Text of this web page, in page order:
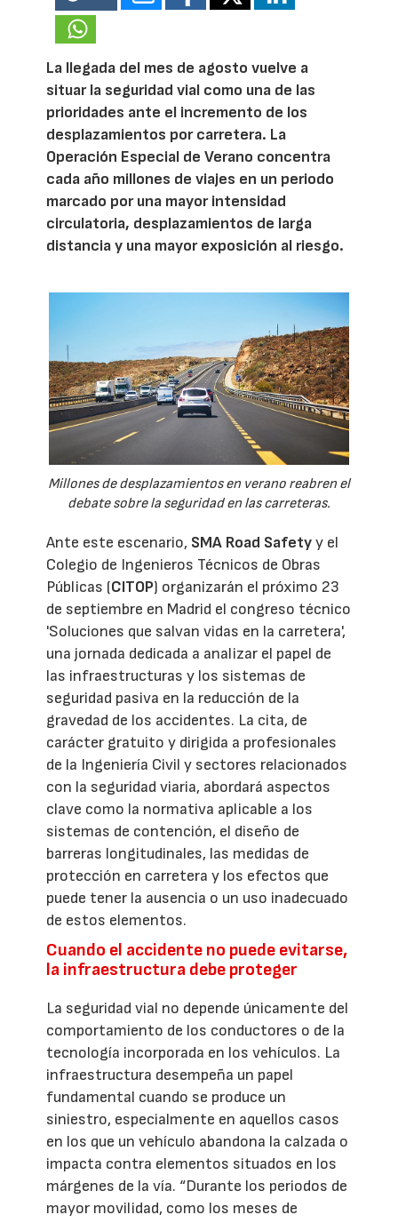
La llegada del mes de agosto vuelve a
situar la seguridad vial como una de las
prioridades ante el incremento de los
desplazamientos por carretera. La
Operación Especial de Verano concentra
cada año millones de viajes en un periodo
marcado por una mayor intensidad
circulatoria, desplazamientos de larga
distancia y una mayor exposición al riesgo.
Millones de desplazamientos en verano reabren el
debate sobre la seguridad en las carreteras.
Ante este escenario, SMA Road Safetyy el
Colegio de Ingenieros Técnicos de Obras
Públicas (CITOP) organizarán el próximo 23
de septiembre en Madrid el congreso técnico
'Soluciones que salvan vidas en la carretera',
una jornada dedicada a analizar el papel de
las infraestructuras y los sistemas de
seguridad pasiva en la reducción de la
gravedad de los accidentes. La cita, de
carácter gratuito y dirigida a profesionales
de la Ingeniería Civil y sectores relacionados
con la seguridad viaria, abordará aspectos
clave como la normativa aplicable a los
sistemas de contención, el diseño de
barreras longitudinales, las medidas de
protección en carretera y los efectos que
puede tener la ausencia o un uso inadecuado
de estos elementos.
Cuando el accidente no puede evitarse,
la infraestructura debe proteger
La seguridad vial no depende únicamente del
comportamiento de los conductores o de la
tecnología incorporada en los vehículos. La
infraestructura desempeña un papel
fundamental cuando se produce un
siniestro, especialmente en aquellos casos
en los que un vehículo abandona la calzada o
impacta contra elementos situados en los
márgenes de la vía. “Durante los periodos de
mayor movilidad, como los meses de